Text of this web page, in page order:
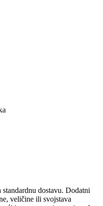
​​dostavu. Dodatni
veličine ili svojstava